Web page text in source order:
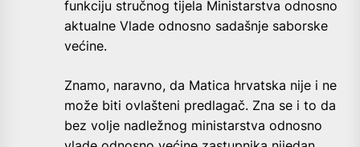
funkciju stručnog tijela Ministarstva odnosno
aktualne Vlade odnosno sadašnje saborske
većine.
Znamo, naravno, da Matica hrvatska nije i ne
može biti ovlašteni predlagač. Zna se i to da
bez volje nadležnog ministarstva odnosno